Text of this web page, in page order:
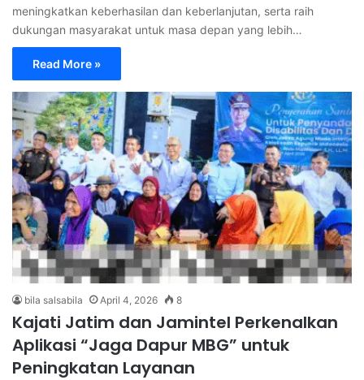
meningkatkan keberhasilan dan keberlanjutan, serta raih
dukungan masyarakat untuk masa depan yang lebih…
Read More »
bila salsabila April 4, 2026 8
Kajati Jatim dan Jamintel Perkenalkan
Aplikasi “Jaga Dapur MBG” untuk
Peningkatan Layanan